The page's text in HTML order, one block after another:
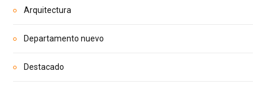
Arquitectura
Departamento nuevo
Destacado